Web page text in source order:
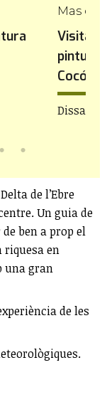
Mas de
Visita
Cocó
Dissabte
de l’Ebre
Un guia de
ben a prop el
riquesa en
una gran
de les